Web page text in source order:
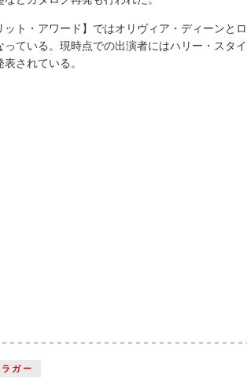
ト・アワード】ではオリヴィア・ディーンと
っている。現時点での出演者にはハリー・スタ
されている。
ガー